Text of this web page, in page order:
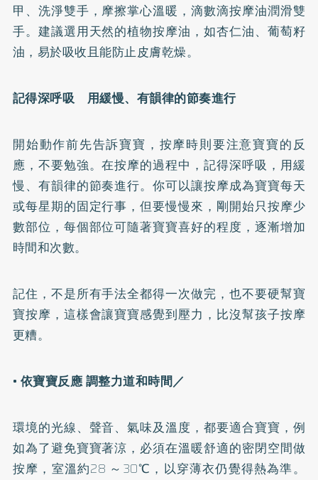
甲、洗淨雙手，摩擦掌心溫暖，滴數滴按摩油潤滑雙
手。建議選用天然的植物按摩油，如杏仁油、 葡萄籽
油，易於吸收且能防止皮膚乾燥。
記得深呼吸 用緩慢、有韻律的節奏進行
開始動作前先告訴寶寶，按摩時則要注意寶寶的反
應，不要勉強。在按摩的過程中，記得深呼吸，用緩
慢、有韻律的節奏進行。你可以讓按摩成為寶寶每天
或每星期的固定行事，但要慢慢來，剛開始只按摩少
數部位，每個部位可隨著寶寶喜好的程度，逐漸增加
時間和次數。
記住，不是所有手法全都得一次做完，也不要硬幫寶
寶按摩，這樣會讓寶寶感覺到壓力，比沒幫孩子按摩
更糟。
• 依寶寶反應 調整力道和時間／
環境的光線、聲音、氣味及溫度，都要適合寶寶，例
如為了避免寶寶著涼，必須在溫暖舒適的密閉空間做
按摩，室溫約28 ～30℃，以穿薄衣仍覺得熱為準。